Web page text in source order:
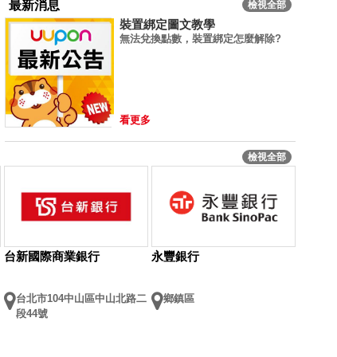
最新消息 檢視全部
裝置綁定圖文教學
無法兌換點數，裝置綁定怎麼解除?
看更多
檢視全部
台新國際商業銀行
台北市104中山區中山北路二
段44號
永豐銀行
鄉鎮區